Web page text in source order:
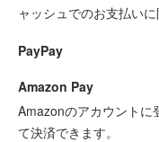
ャッシュでのお支払いに
PayPay
Amazon Pay
Amazonのアカウントに
て決済できます。